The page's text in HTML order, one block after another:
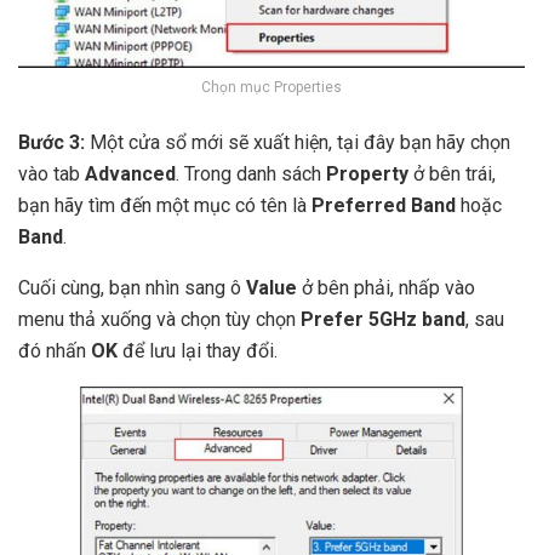
Chọn mục Properties
Bước 3: Một cửa sổ mới sẽ xuất hiện, tại đây bạn hãy chọn
vào tab Advanced. Trong danh sách Property ở bên trái,
bạn hãy tìm đến một mục có tên là Preferred Band hoặc
Band.
Cuối cùng, bạn nhìn sang ô Value ở bên phải, nhấp vào
menu thả xuống và chọn tùy chọn Prefer 5GHz band, sau
đó nhấn OK để lưu lại thay đổi.